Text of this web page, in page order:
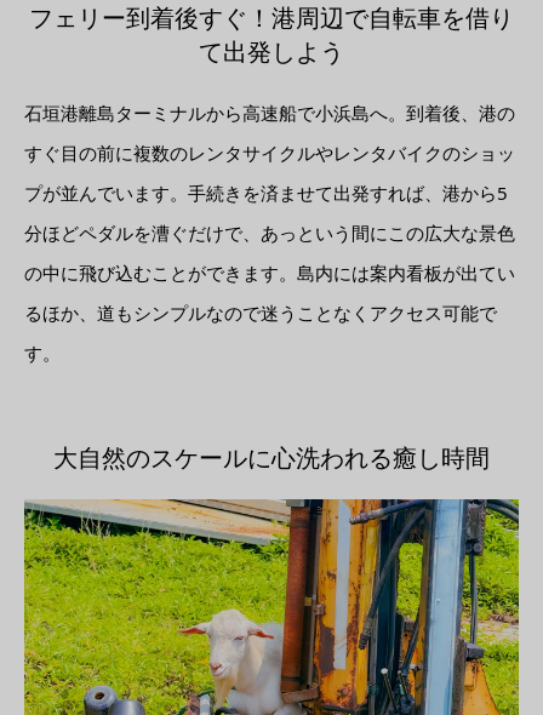
フェリー到着後すぐ！港周辺で自転車を借り
て出発しよう
石垣港離島ターミナルから高速船で小浜島へ。到着後、港の
すぐ目の前に複数のレンタサイクルやレンタバイクのショッ
プが並んでいます。手続きを済ませて出発すれば、港から5
分ほどペダルを漕ぐだけで、あっという間にこの広大な景色
の中に飛び込むことができます。島内には案内看板が出てい
るほか、道もシンプルなので迷うことなくアクセス可能で
す。
大自然のスケールに心洗われる癒し時間